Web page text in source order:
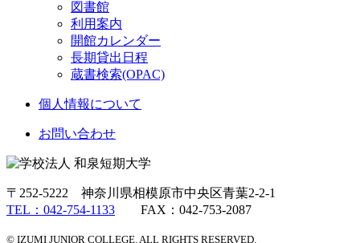
図書館
利用案内
開館カレンダー
長期貸出日程
蔵書検索(OPAC)
個人情報について
お問い合わせ
〒252-5222 神奈川県相模原市中央区青葉2-2-1
TEL：042-754-1133 FAX：042-753-2087
© IZUMI JUNIOR COLLEGE. ALL RIGHTS RESERVED.